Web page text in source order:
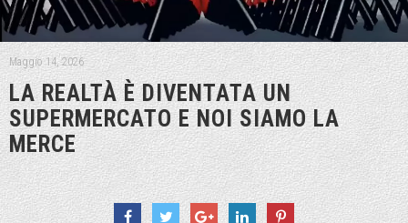
Maggio 14, 2026
LA REALTÀ È DIVENTATA UN
SUPERMERCATO E NOI SIAMO LA
MERCE